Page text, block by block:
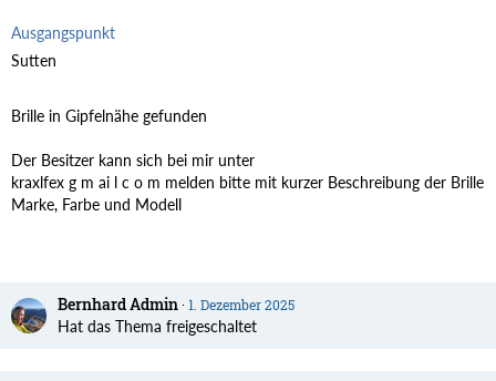
Ausgangspunkt
Sutten
Brille in Gipfelnähe gefunden
Der Besitzer kann sich bei mir unter
kraxlfex g m ai l c o m melden bitte mit kurzer Beschreibung der Brille
Marke, Farbe und Modell
Bernhard Admin 1. Dezember 2025
Hat das Thema freigeschaltet